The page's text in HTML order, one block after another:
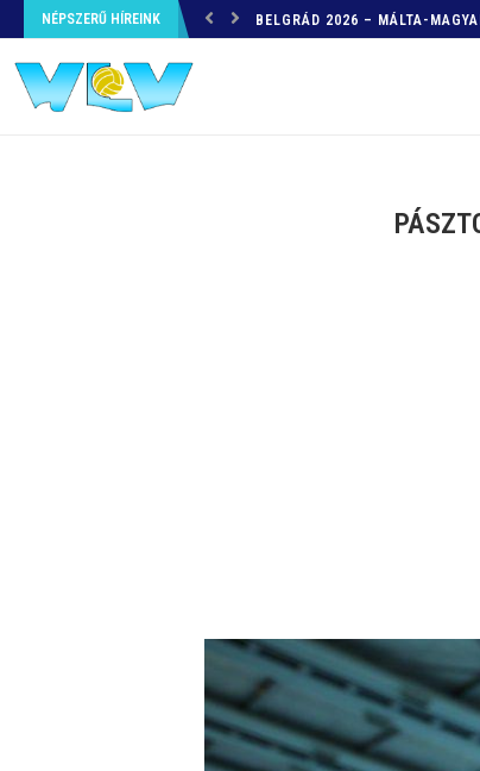
NÉPSZERŰ HÍREINK
HELYZETKÉP AZ EB-RŐL – A